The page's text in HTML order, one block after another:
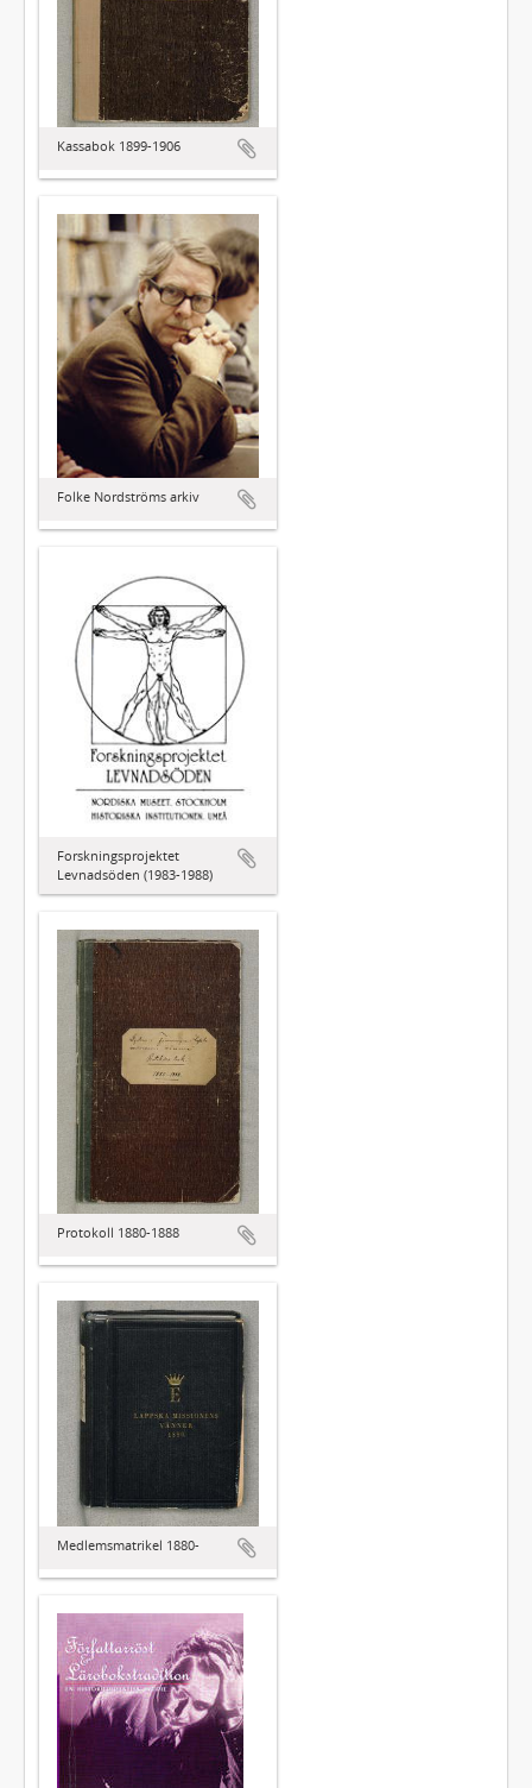
Kassabok 1899-1906
Folke Nordströms arkiv
Forskningsprojektet
Levnadsöden (1983-1988)
Protokoll 1880-1888
Medlemsmatrikel 1880-